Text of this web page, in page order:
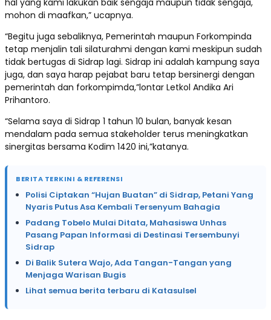
mohon di maafkan,” ucapnya.
“Begitu juga sebaliknya, Pemerintah maupun Forkompinda
tetap menjalin tali silaturahmi dengan kami meskipun sudah
tidak bertugas di Sidrap lagi. Sidrap ini adalah kampung saya
juga, dan saya harap pejabat baru tetap bersinergi dengan
pemerintah dan forkompimda,”lontar Letkol Andika Ari
Prihantoro.
“Selama saya di Sidrap 1 tahun 10 bulan, banyak kesan
mendalam pada semua stakeholder terus meningkatkan
sinergitas bersama Kodim 1420 ini,”katanya.
BERITA TERKINI & REFERENSI
Polisi Ciptakan “Hujan Buatan” di Sidrap, Petani Yang
Nyaris Putus Asa Kembali Tersenyum Bahagia
Padang Tobelo Mulai Ditata, Mahasiswa Unhas
Pasang Papan Informasi di Destinasi Tersembunyi
Sidrap
Di Balik Sutera Wajo, Ada Tangan-Tangan yang
Menjaga Warisan Bugis
Lihat semua berita terbaru di Katasulsel